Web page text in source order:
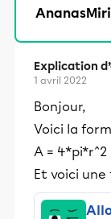
Explication
1 avril 2022
Bonjour,
Voici la
A = 4*pi*r^2
Et voici